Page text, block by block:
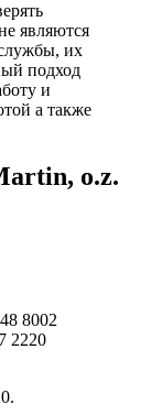
являются
их
подход
и
а также
o.z.
8002
2220